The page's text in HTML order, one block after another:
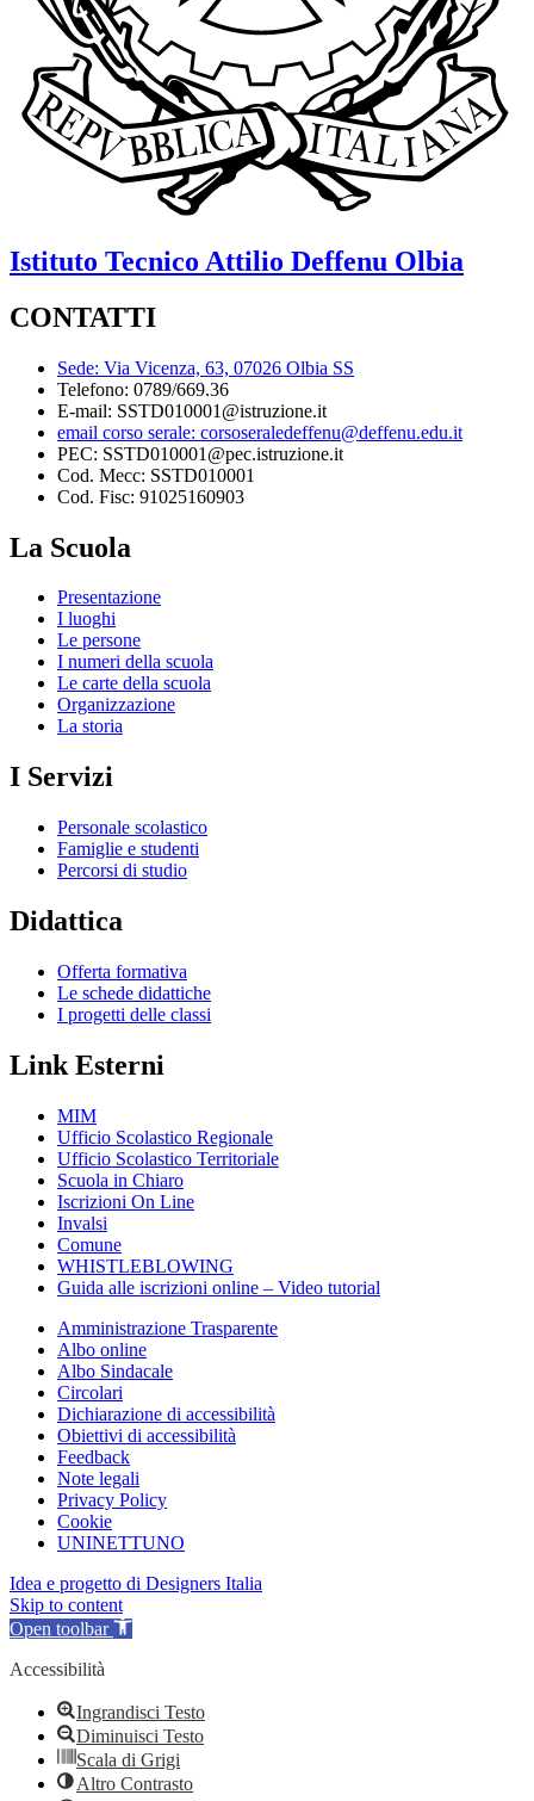
Istituto Tecnico Attilio Deffenu Olbia
CONTATTI
Sede: Via Vicenza, 63, 07026 Olbia SS
Telefono: 0789/669.36
E-mail: SSTD010001@istruzione.it
email corso serale: corsoseraledeffenu@deffenu.edu.it
PEC: SSTD010001@pec.istruzione.it
Cod. Mecc: SSTD010001
Cod. Fisc: 91025160903
La Scuola
Presentazione
I luoghi
Le persone
I numeri della scuola
Le carte della scuola
Organizzazione
La storia
I Servizi
Personale scolastico
Famiglie e studenti
Percorsi di studio
Didattica
Offerta formativa
Le schede didattiche
I progetti delle classi
Link Esterni
MIM
Ufficio Scolastico Regionale
Ufficio Scolastico Territoriale
Scuola in Chiaro
Iscrizioni On Line
Invalsi
Comune
WHISTLEBLOWING
Guida alle iscrizioni online – Video tutorial
Amministrazione Trasparente
Albo online
Albo Sindacale
Circolari
Dichiarazione di accessibilità
Obiettivi di accessibilità
Feedback
Note legali
Privacy Policy
Cookie
UNINETTUNO
Idea e progetto di Designers Italia
Skip to content
Open toolbar
Accessibilità
Ingrandisci Testo
Diminuisci Testo
Scala di Grigi
Altro Contrasto